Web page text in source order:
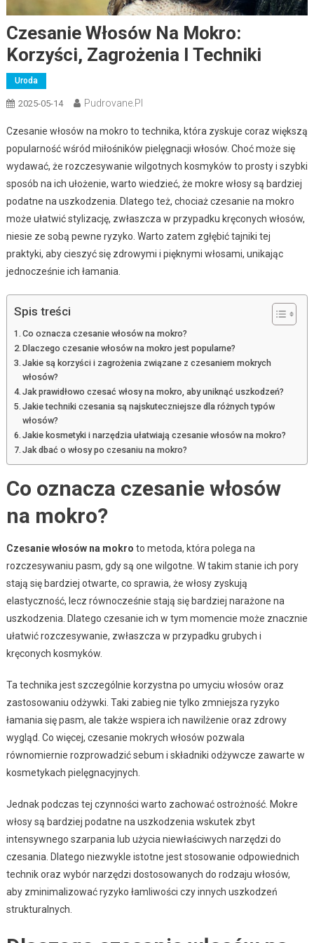
Czesanie Włosów Na Mokro:
Korzyści, Zagrożenia I Techniki
Uroda
2025-05-14 Pudrovane.pl
Czesanie włosów na mokro to technika, która zyskuje coraz większą
popularność wśród miłośników pielęgnacji włosów. Choć może się
wydawać, że rozczesywanie wilgotnych kosmyków to prosty i szybki
sposób na ich ułożenie, warto wiedzieć, że mokre włosy są bardziej
podatne na uszkodzenia. Dlatego też, chociaż czesanie na mokro
może ułatwić stylizację, zwłaszcza w przypadku kręconych włosów,
niesie ze sobą pewne ryzyko. Warto zatem zgłębić tajniki tej
praktyki, aby cieszyć się zdrowymi i pięknymi włosami, unikając
jednocześnie ich łamania.
Spis treści
Co oznacza czesanie włosów na mokro?
Dlaczego czesanie włosów na mokro jest popularne?
Jakie są korzyści i zagrożenia związane z czesaniem mokrych
włosów?
Jak prawidłowo czesać włosy na mokro, aby uniknąć uszkodzeń?
Jakie techniki czesania są najskuteczniejsze dla różnych typów
włosów?
Jakie kosmetyki i narzędzia ułatwiają czesanie włosów na mokro?
Jak dbać o włosy po czesaniu na mokro?
Co oznacza czesanie włosów
na mokro?
Czesanie włosów na mokro to metoda, która polega na
rozczesywaniu pasm, gdy są one wilgotne. W takim stanie ich pory
stają się bardziej otwarte, co sprawia, że włosy zyskują
elastyczność, lecz równocześnie stają się bardziej narażone na
uszkodzenia. Dlatego czesanie ich w tym momencie może znacznie
ułatwić rozczesywanie, zwłaszcza w przypadku grubych i
kręconych kosmyków.
Ta technika jest szczególnie korzystna po umyciu włosów oraz
zastosowaniu odżywki. Taki zabieg nie tylko zmniejsza ryzyko
łamania się pasm, ale także wspiera ich nawilżenie oraz zdrowy
wygląd. Co więcej, czesanie mokrych włosów pozwala
równomiernie rozprowadzić sebum i składniki odżywcze zawarte w
kosmetykach pielęgnacyjnych.
Jednak podczas tej czynności warto zachować ostrożność. Mokre
włosy są bardziej podatne na uszkodzenia wskutek zbyt
intensywnego szarpania lub użycia niewłaściwych narzędzi do
czesania. Dlatego niezwykle istotne jest stosowanie odpowiednich
technik oraz wybór narzędzi dostosowanych do rodzaju włosów,
aby zminimalizować ryzyko łamliwości czy innych uszkodzeń
strukturalnych.